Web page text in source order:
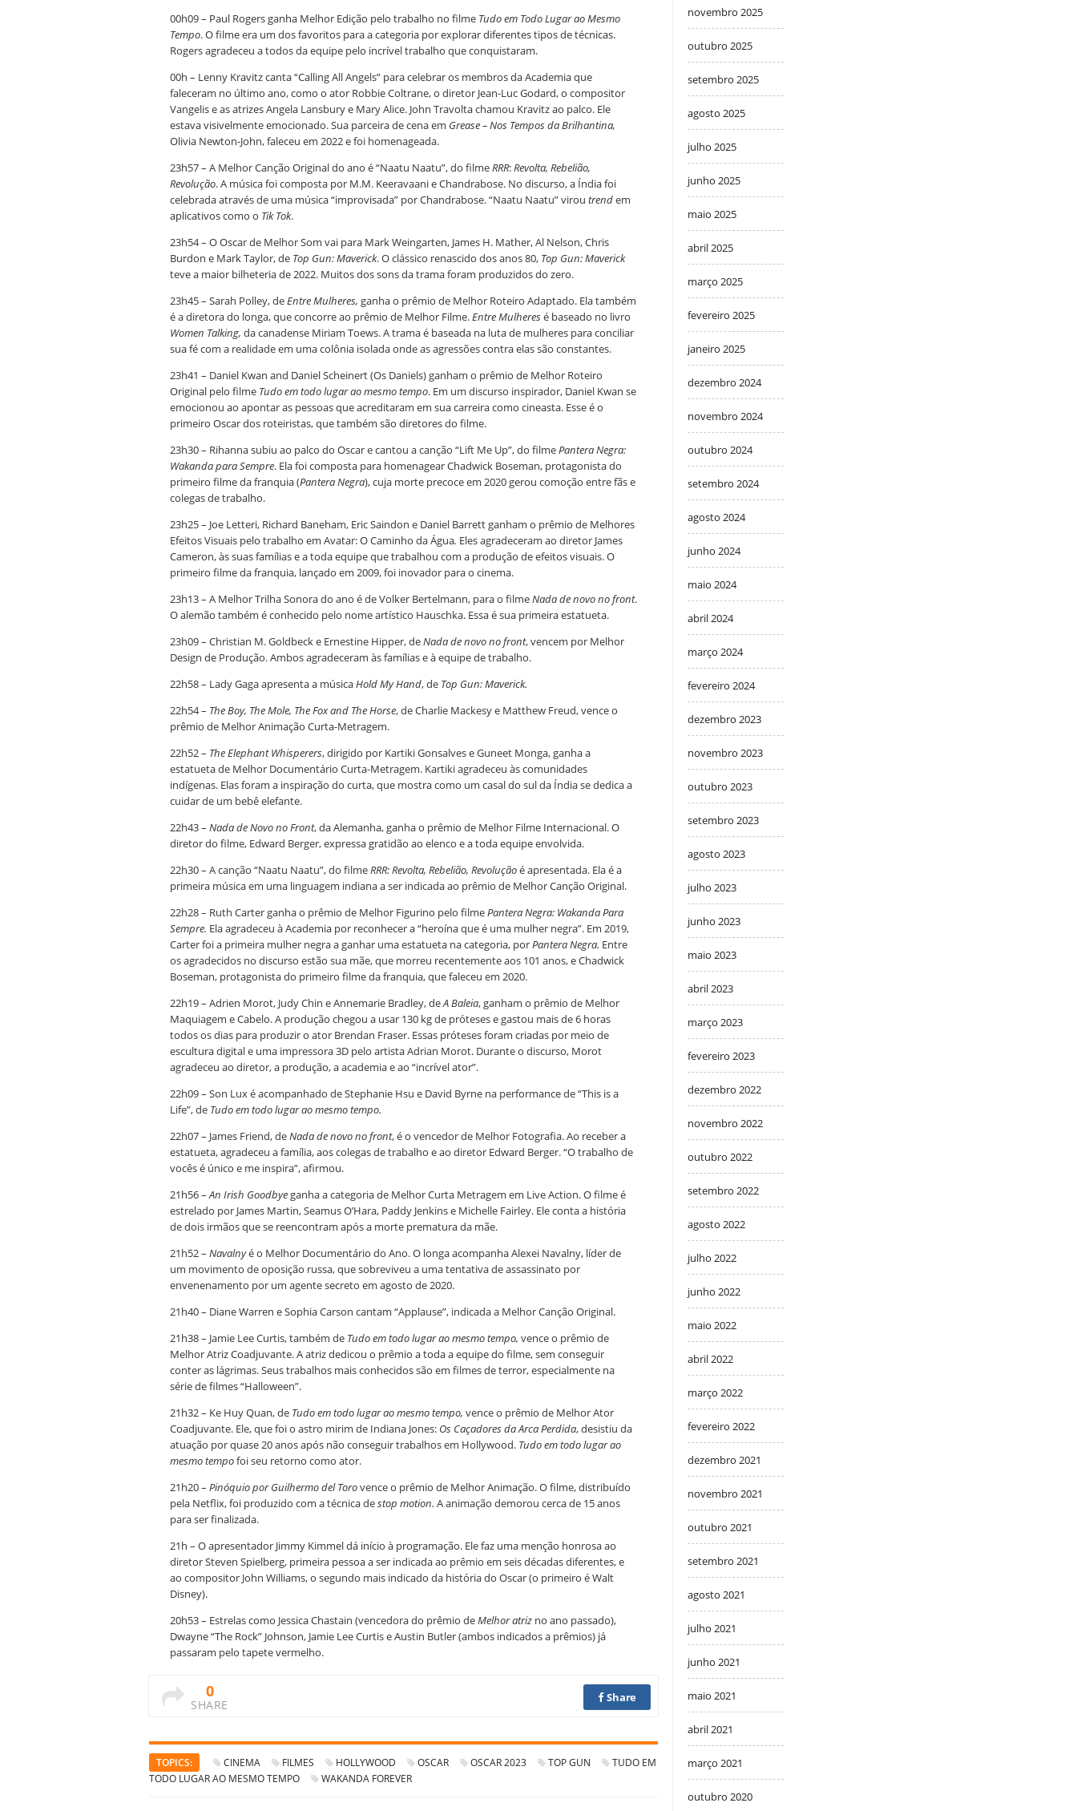
00h09 – Paul Rogers ganha Melhor Edição pelo trabalho no filme Tudo em Todo Lugar ao Mesmo
Tempo. O filme era um dos favoritos para a categoria por explorar diferentes tipos de técnicas.
Rogers agradeceu a todos da equipe pelo incrível trabalho que conquistaram.
00h – Lenny Kravitz canta “Calling All Angels” para celebrar os membros da Academia que
faleceram no último ano, como o ator Robbie Coltrane, o diretor Jean-Luc Godard, o compositor
Vangelis e as atrizes Angela Lansbury e Mary Alice. John Travolta chamou Kravitz ao palco. Ele
estava visivelmente emocionado. Sua parceira de cena em Grease – Nos Tempos da Brilhantina,
Olivia Newton-John, faleceu em 2022 e foi homenageada.
23h57 – A Melhor Canção Original do ano é “Naatu Naatu”, do filmeRRR:Revolta, Rebelião,
Revolução. A música foi composta por M.M. Keeravaani e Chandrabose. No discurso, a Índia foi
celebrada através de uma música “improvisada” por Chandrabose. “Naatu Naatu” virou trendem
aplicativos como o Tik Tok.
23h54 – O Oscar de Melhor Som vai para Mark Weingarten, James H. Mather, Al Nelson, Chris
Burdon e Mark Taylor, de Top Gun: Maverick. O clássico renascido dos anos 80, Top Gun: Maverick
teve a maior bilheteria de 2022. Muitos dos sons da trama foram produzidos do zero.
23h45 – Sarah Polley, deEntre Mulheres, ganha o prêmio de Melhor Roteiro Adaptado. Ela também
é a diretora do longa, que concorre ao prêmio de Melhor Filme.Entre Mulheresé baseado no livro
Women Talking, da canadense Miriam Toews. A trama é baseada na luta de mulheres para conciliar
sua fé com a realidade em uma colônia isolada onde as agressões contra elas são constantes.
23h41 – Daniel Kwan and Daniel Scheinert (Os Daniels) ganham o prêmio de Melhor Roteiro
Original pelo filme Tudo em todo lugar ao mesmo tempo. Em um discurso inspirador, Daniel Kwan se
emocionou ao apontar as pessoas que acreditaram em sua carreira como cineasta. Esse é o
primeiro Oscar dos roteiristas, que também são diretores do filme.
23h30 – Rihanna subiu ao palco do Oscar e cantou a canção “Lift Me Up”, do filmePantera Negra:
Wakanda para Sempre. Ela foi composta para homenagear Chadwick Boseman, protagonista do
primeiro filme da franquia (Pantera Negra), cuja morte precoce em 2020 gerou comoção entre fãs e
colegas de trabalho.
23h25 – Joe Letteri, Richard Baneham, Eric Saindon e Daniel Barrett ganham o prêmio de Melhores
Efeitos Visuais pelo trabalho em Avatar: O Caminho da Água. Eles agradeceram ao diretor James
Cameron, às suas famílias e a toda equipe que trabalhou com a produção de efeitos visuais. O
primeiro filme da franquia, lançado em 2009, foi inovador para o cinema.
23h13 – A Melhor Trilha Sonora do ano é de Volker Bertelmann, para o filmeNada de novo no front.
O alemão também é conhecido pelo nome artístico Hauschka. Essa é sua primeira estatueta.
23h09 – Christian M. Goldbeck e Ernestine Hipper, deNada de novo no front, vencem por Melhor
Design de Produção. Ambos agradeceram às famílias e à equipe de trabalho.
22h58 – Lady Gaga apresenta a músicaHold My Hand, de Top Gun: Maverick.
22h54 – The Boy, The Mole, The Fox and The Horse, de Charlie Mackesy e Matthew Freud, vence o
prêmio de Melhor Animação Curta-Metragem.
22h52 – The Elephant Whisperers, dirigido por Kartiki Gonsalves e Guneet Monga, ganha a
estatueta de Melhor Documentário Curta-Metragem. Kartiki agradeceu às comunidades
indígenas. Elas foram a inspiração do curta, que mostra como um casal do sul da Índia se dedica a
cuidar de um bebê elefante.
22h43 – Nada de Novo no Front, da Alemanha, ganha o prêmio de Melhor Filme Internacional. O
diretor do filme, Edward Berger, expressa gratidão ao elenco e a toda equipe envolvida.
22h30 – A canção “Naatu Naatu”, do filmeRRR: Revolta, Rebelião, Revoluçãoé apresentada. Ela é a
primeira música em uma linguagem indiana a ser indicada ao prêmio de Melhor Canção Original.
22h28 – Ruth Carter ganha o prêmio de Melhor Figurino pelo filmePantera Negra: Wakanda Para
Sempre. Ela agradeceu à Academia por reconhecer a “heroína que é uma mulher negra”. Em 2019,
Carter foi a primeira mulher negra a ganhar uma estatueta na categoria, porPantera Negra. Entre
os agradecidos no discurso estão sua mãe, que morreu recentemente aos 101 anos, e Chadwick
Boseman, protagonista do primeiro filme da franquia, que faleceu em 2020.
22h19 – Adrien Morot, Judy Chin e Annemarie Bradley, deA Baleia, ganham o prêmio de Melhor
Maquiagem e Cabelo. A produção chegou a usar 130 kg de próteses e gastou mais de 6 horas
todos os dias para produzir o ator Brendan Fraser. Essas próteses foram criadas por meio de
escultura digital e uma impressora 3D pelo artista Adrian Morot. Durante o discurso, Morot
agradeceu ao diretor, a produção, a academia e ao “incrível ator”.
22h09 – Son Lux é acompanhado de Stephanie Hsu e David Byrne na performance de “This is a
Life”, de Tudo em todo lugar ao mesmo tempo.
22h07 – James Friend, deNada de novo no front, é o vencedor de Melhor Fotografia. Ao receber a
estatueta, agradeceu a família, aos colegas de trabalho e ao diretor Edward Berger. “O trabalho de
vocês é único e me inspira”, afirmou.
21h56 –An Irish Goodbyeganha a categoria de Melhor Curta Metragem em Live Action. O filme é
estrelado por James Martin, Seamus O’Hara, Paddy Jenkins e Michelle Fairley. Ele conta a história
de dois irmãos que se reencontram após a morte prematura da mãe.
21h52 – Navalnyé o Melhor Documentário do Ano. O longa acompanha Alexei Navalny, líder de
um movimento de oposição russa, que sobreviveu a uma tentativa de assassinato por
envenenamento por um agente secreto em agosto de 2020.
21h40 – Diane Warren e Sophia Carson cantam “Applause”, indicada a Melhor Canção Original.
21h38 – Jamie Lee Curtis, também de Tudo em todo lugar ao mesmo tempo, vence o prêmio de
Melhor Atriz Coadjuvante. A atriz dedicou o prêmio a toda a equipe do filme, sem conseguir
conter as lágrimas. Seus trabalhos mais conhecidos são em filmes de terror, especialmente na
série de filmes “Halloween”.
21h32 – Ke Huy Quan, de Tudo em todo lugar ao mesmo tempo, vence o prêmio de Melhor Ator
Coadjuvante. Ele, que foi o astro mirim de Indiana Jones: Os Caçadores da Arca Perdida, desistiu da
atuação por quase 20 anos após não conseguir trabalhos em Hollywood. Tudo em todo lugar ao
mesmo tempofoi seu retorno como ator.
21h20 – Pinóquio por Guilhermo del Torovence o prêmio de Melhor Animação. O filme, distribuído
pela Netflix, foi produzido com a técnica destop motion. A animação demorou cerca de 15 anos
para ser finalizada.
21h – O apresentador Jimmy Kimmel dá início à programação. Ele faz uma menção honrosa ao
diretor Steven Spielberg, primeira pessoa a ser indicada ao prêmio em seis décadas diferentes, e
ao compositor John Williams, o segundo mais indicado da história do Oscar (o primeiro é Walt
Disney).
20h53 – Estrelas como Jessica Chastain (vencedora do prêmio deMelhor atriz no ano passado),
Dwayne “The Rock” Johnson, Jamie Lee Curtis e Austin Butler (ambos indicados a prêmios) já
passaram pelo tapete vermelho.
0
SHARE
Share
TOPICS: CINEMA FILMES HOLLYWOOD OSCAR OSCAR 2023 TOP GUN
TUDO EM
TODO LUGAR AO MESMO TEMPO
WAKANDA FOREVER
novembro 2025
outubro 2025
setembro 2025
agosto 2025
julho 2025
junho 2025
maio 2025
abril 2025
março 2025
fevereiro 2025
janeiro 2025
dezembro 2024
novembro 2024
outubro 2024
setembro 2024
agosto 2024
junho 2024
maio 2024
abril 2024
março 2024
fevereiro 2024
dezembro 2023
novembro 2023
outubro 2023
setembro 2023
agosto 2023
julho 2023
junho 2023
maio 2023
abril 2023
março 2023
fevereiro 2023
dezembro 2022
novembro 2022
outubro 2022
setembro 2022
agosto 2022
julho 2022
junho 2022
maio 2022
abril 2022
março 2022
fevereiro 2022
dezembro 2021
novembro 2021
outubro 2021
setembro 2021
agosto 2021
julho 2021
junho 2021
maio 2021
abril 2021
março 2021
outubro 2020